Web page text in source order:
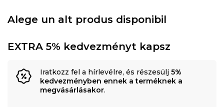
Alege un alt produs disponibil
EXTRA 5% kedvezményt kapsz
Iratkozz fel a hírlevélre, és részesülj 5%
kedvezményben ennek a terméknek a
megvásárlásakor.